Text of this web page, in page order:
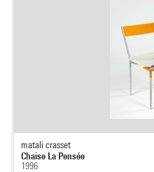
matali crasset
Chaise La Pensée
1996